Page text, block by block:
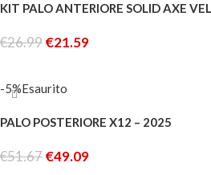
KIT PALO ANTERIORE SOLID AXE
€26.99€21.59
-5%Esaurito
PALO POSTERIORE X12 – 2025
€51.67€49.09